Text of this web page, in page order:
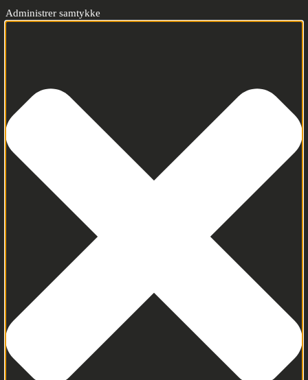
Administrer samtykke